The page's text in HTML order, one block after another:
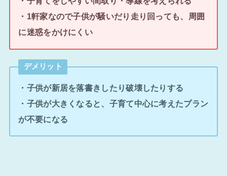
・1軒家なので子供が騒いだり走り回っても、周囲
に迷惑をかけにくい
デメリット
・子供が新居を落書きしたり破壊したりする
・子供が大きくなると、子育て中心に考えたプラン
が不要になる